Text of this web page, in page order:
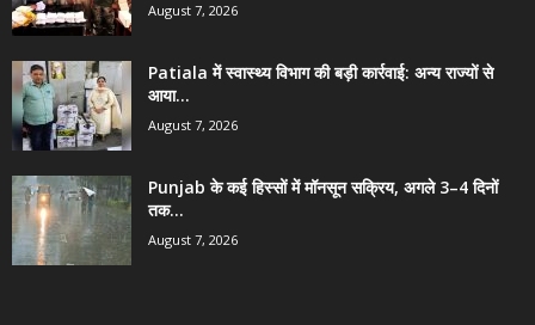
August 7, 2026
Patiala में स्वास्थ्य विभाग की बड़ी कार्रवाई: अन्य राज्यों से
आया...
August 7, 2026
Punjab के कई हिस्सों में मॉनसून सक्रिय, अगले 3–4 दिनों
तक...
August 7, 2026